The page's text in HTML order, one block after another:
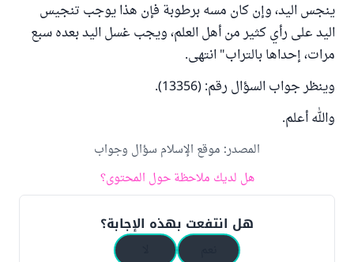
ينجس اليد، وإن كان مسه برطوبة فإن هذا يوجب تنجيس
اليد على رأي كثير من أهل العلم، ويجب غسل اليد بعده سبع
مرات، إحداها بالتراب" انتهى.
وينظر جواب السؤال رقم: (13356).
والله أعلم.
المصدر:موقع الإسلام سؤال وجواب
هل لديك ملاحظة حول المحتوى؟
هل انتفعت بهذه الإجابة؟